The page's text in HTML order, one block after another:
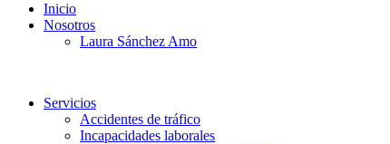
Inicio
Nosotros
Laura Sánchez Amo
Servicios
Accidentes de tráfico
Incapacidades laborales